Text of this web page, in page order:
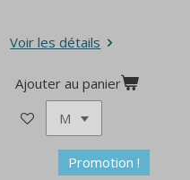
Voir les détails
Ajouter au panier
Promotion !